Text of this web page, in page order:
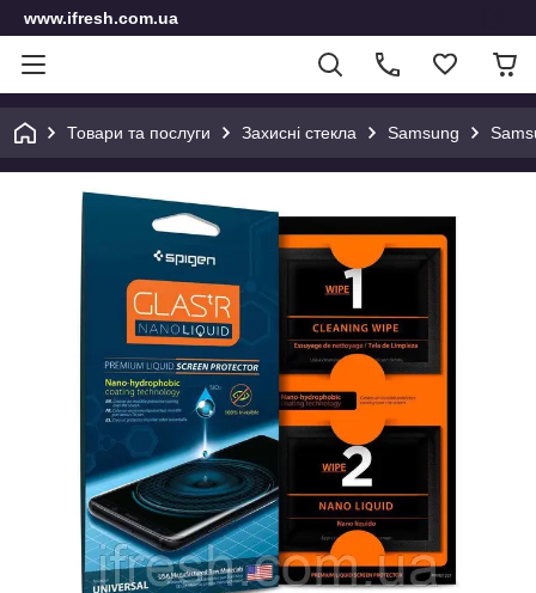
www.ifresh.com.ua
Товари та послуги Захисні стекла Samsung